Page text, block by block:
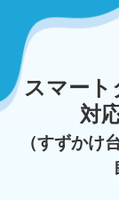
スマート
対
（すずかけ